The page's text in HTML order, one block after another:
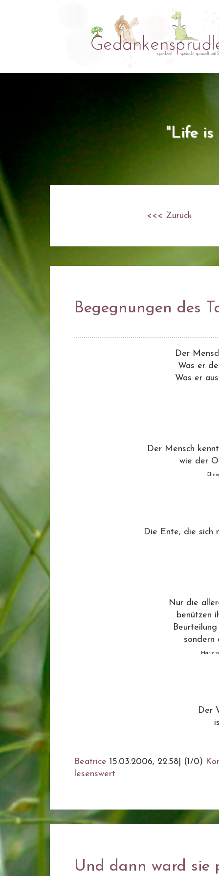
"Life is
<<< Zurück
Begegnungen des
Der
Was er
Was er
Der Mensch
wie der
Die Ente, die sich
Nur die
benützen
sondern
Marie
Der
Beatrice 15.03.2006, 22.58 (1/0)
lesenswert
Und dann ward sie